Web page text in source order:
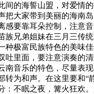
间的海誓山盟，对爱情的
把大家带到美丽的海南
感要靠耳朵控制，注意
族兄弟姐妹在三月三传
种极富民族特色的美味
吐里面，要注意演奏的
南音乐的特色，尽量表
转为和声。在这里要和“
：不眠之夜，篝火狂欢